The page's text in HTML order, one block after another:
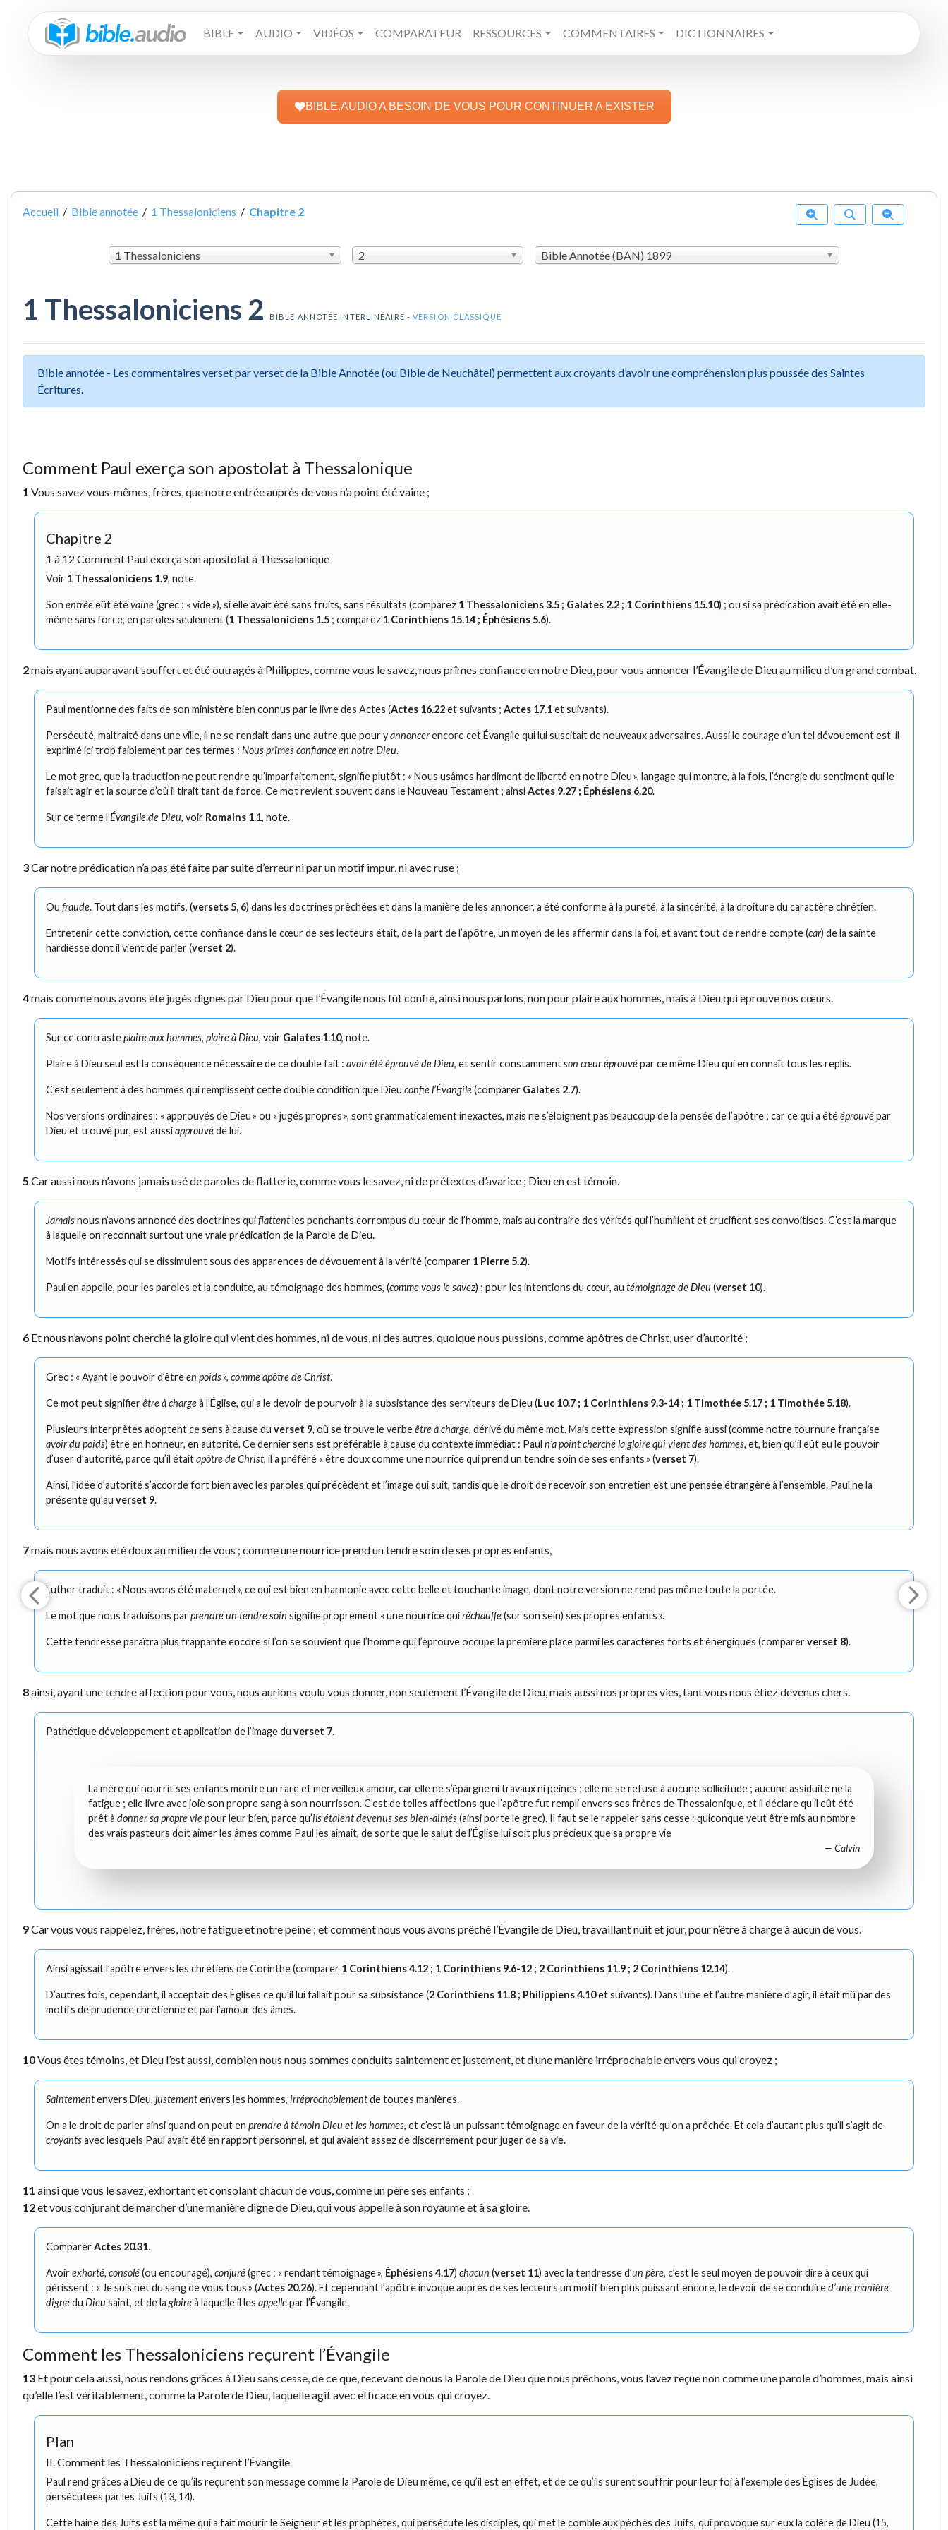
BIBLE AUDIO VIDÉOS COMPARATEUR RESSOURCES COMMENTAIRES DICTIONNAIRES
BIBLE.AUDIO A BESOIN DE VOUS POUR CONTINUER A EXISTER
Accueil / Bible annotée / 1 Thessaloniciens / Chapitre 2
1 Thessaloniciens 2 Bible Annotée (BAN) 1899
1 Thessaloniciens 2 BIBLE ANNOTÉE INTERLINÉAIRE -VERSION CLASSIQUE
Bible annotée - Les commentaires verset par verset de la Bible Annotée (ou Bible de Neuchâtel) permettent aux croyants d’avoir une compréhension plus poussée des Saintes
Écritures.
Comment Paul exerça son apostolat à Thessalonique
1 Vous savez vous-mêmes, frères, que notre entrée auprès de vous n’a point été vaine ;
Chapitre 2
1 à 12 Comment Paul exerça son apostolat à Thessalonique
Voir 1 Thessaloniciens 1.9, note.
Son entréeeût étévaine(grec : « vide »), si elle avait été sans fruits, sans résultats (comparez 1 Thessaloniciens 3.5 ; Galates 2.2 ; 1 Corinthiens 15.10) ; ou si sa prédication avait été en elle-
même sans force, en paroles seulement (1 Thessaloniciens 1.5 ; comparez 1 Corinthiens 15.14 ; Éphésiens 5.6).
2mais ayant auparavant souffert et été outragés à Philippes, comme vous le savez, nous prîmes confiance en notre Dieu, pour vous annoncer l’Évangile de Dieu au milieu d’un grand combat.
Paul mentionne des faits de son ministère bien connus par le livre des Actes (Actes 16.22et suivants ; Actes 17.1et suivants).
Persécuté, maltraité dans une ville, il ne se rendait dans une autre que pour yannoncerencore cet Évangile qui lui suscitait de nouveaux adversaires. Aussi le courage d’un tel dévouement est-il
exprimé ici trop faiblement par ces termes : Nous prîmes confiance en notre Dieu.
Le mot grec, que la traduction ne peut rendre qu’imparfaitement, signifie plutôt : « Nous usâmes hardiment de liberté en notre Dieu », langage qui montre, à la fois, l’énergie du sentiment qui le
faisait agir et la source d’où il tirait tant de force. Ce mot revient souvent dans le Nouveau Testament ; ainsiActes 9.27 ; Éphésiens 6.20.
Sur ce terme l’Évangile de Dieu, voir Romains 1.1, note.
3Car notre prédication n’a pas été faite par suite d’erreur ni par un motif impur, ni avec ruse ;
Ou fraude. Tout dans les motifs, (versets 5, 6) dans les doctrines prêchées et dans la manière de les annoncer, a été conforme à la pureté, à la sincérité, à la droiture du caractère chrétien.
Entretenir cette conviction, cette confiance dans le cœur de ses lecteurs était, de la part de l’apôtre, un moyen de les affermir dans la foi, et avant tout de rendre compte (car) de la sainte
hardiesse dont il vient de parler (verset 2).
4mais comme nous avons été jugés dignes par Dieu pour que l’Évangile nous fût confié, ainsi nous parlons, non pour plaire aux hommes, mais à Dieu qui éprouve nos cœurs.
Sur ce contrasteplaire aux hommes, plaire à Dieu, voir Galates 1.10, note.
Plaire à Dieu seul est la conséquence nécessaire de ce double fait : avoir été éprouvé de Dieu, et sentir constammentson cœur éprouvépar ce même Dieu qui en connaît tous les replis.
C’est seulement à des hommes qui remplissent cette double condition que Dieu confie l’Évangile(comparer Galates 2.7).
Nos versions ordinaires : « approuvés de Dieu » ou « jugés propres », sont grammaticalement inexactes, mais ne s’éloignent pas beaucoup de la pensée de l’apôtre ; car ce qui a étééprouvépar
Dieu et trouvé pur, est aussiapprouvéde lui.
5 Car aussi nous n’avons jamais usé de paroles de flatterie, comme vous le savez, ni de prétextes d’avarice ; Dieu en est témoin.
Jamaisnous n’avons annoncé des doctrines quiflattentles penchants corrompus du cœur de l’homme, mais au contraire des vérités qui l’humilient et crucifient ses convoitises. C’est la marque
à laquelle on reconnaît surtout une vraie prédication de la Parole de Dieu.
Motifs intéressés qui se dissimulent sous des apparences de dévouement à la vérité (comparer 1 Pierre 5.2).
Paul en appelle, pour les paroles et la conduite, au témoignage des hommes, (comme vous le savez) ; pour les intentions du cœur, au témoignage de Dieu (verset 10).
6 Et nous n’avons point cherché la gloire qui vient des hommes, ni de vous, ni des autres, quoique nous pussions, comme apôtres de Christ, user d’autorité ;
Grec : « Ayant le pouvoir d’êtreen poids», comme apôtre de Christ.
Ce mot peut signifierêtre à chargeà l’Église, qui a le devoir de pourvoir à la subsistance des serviteurs de Dieu (Luc 10.7 ; 1 Corinthiens 9.3-14 ; 1 Timothée 5.17 ; 1 Timothée 5.18).
Plusieurs interprètes adoptent ce sens à cause du verset 9, où se trouve le verbeêtre à charge, dérivé du même mot. Mais cette expression signifie aussi (comme notre tournure française
avoir du poids) être en honneur, en autorité. Ce dernier sens est préférable à cause du contexte immédiat : Paul n’a point cherché la gloire qui vient des hommes, et, bien qu’il eût eu le pouvoir
d’user d’autorité, parce qu’il étaitapôtre de Christ, il a préféré « être doux comme une nourrice qui prend un tendre soin de ses enfants » (verset 7).
Ainsi, l’idée d’autorité s’accorde fort bien avec les paroles qui précèdent et l’image qui suit, tandis que le droit de recevoir son entretien est une pensée étrangère à l’ensemble. Paul ne la
présente qu’au verset 9.
7mais nous avons été doux au milieu de vous ; comme une nourrice prend un tendre soin de ses propres enfants,
Luther traduit : « Nous avons été maternel », ce qui est bien en harmonie avec cette belle et touchante image, dont notre version ne rend pas même toute la portée.
Le mot que nous traduisons parprendre un tendre soin signifie proprement « une nourrice quiréchauffe(sur son sein) ses propres enfants ».
Cette tendresse paraîtra plus frappante encore si l’on se souvient que l’homme qui l’éprouve occupe la première place parmi les caractères forts et énergiques (comparerverset 8).
8ainsi, ayant une tendre affection pour vous, nous aurions voulu vous donner, non seulement l’Évangile de Dieu, mais aussi nos propres vies, tant vous nous étiez devenus chers.
Pathétique développement et application de l’image du verset 7.
La mère qui nourrit ses enfants montre un rare et merveilleux amour, car elle ne s’épargne ni travaux ni peines ; elle ne se refuse à aucune sollicitude ; aucune assiduité ne la
fatigue ; elle livre avec joie son propre sang à son nourrisson. C’est de telles affections que l’apôtre fut rempli envers ses frères de Thessalonique, et il déclare qu’il eût été
prêt à donner sa propre viepour leur bien, parce qu’ils étaient devenus ses bien-aimés(ainsi porte le grec). Il faut se le rappeler sans cesse : quiconque veut être mis au nombre
des vrais pasteurs doit aimer les âmes comme Paul les aimait, de sorte que le salut de l’Église lui soit plus précieux que sa propre vie
— Calvin
9Car vous vous rappelez, frères, notre fatigue et notre peine ; et comment nous vous avons prêché l’Évangile de Dieu, travaillant nuit et jour, pour n’être à charge à aucun de vous.
Ainsi agissait l’apôtre envers les chrétiens de Corinthe (comparer 1 Corinthiens 4.12 ; 1 Corinthiens 9.6-12 ; 2 Corinthiens 11.9 ; 2 Corinthiens 12.14).
D’autres fois, cependant, il acceptait des Églises ce qu’il lui fallait pour sa subsistance (2 Corinthiens 11.8 ; Philippiens 4.10et suivants). Dans l’une et l’autre manière d’agir, il était mû par des
motifs de prudence chrétienne et par l’amour des âmes.
10Vous êtes témoins, et Dieu l’est aussi, combien nous nous sommes conduits saintement et justement, et d’une manière irréprochable envers vous qui croyez ;
Saintementenvers Dieu, justementenvers les hommes, irréprochablementde toutes manières.
On a le droit de parler ainsi quand on peut en prendre à témoin Dieu et les hommes, et c’est là un puissant témoignage en faveur de la vérité qu’on a prêchée. Et cela d’autant plus qu’il s’agit de
croyantsavec lesquels Paul avait été en rapport personnel, et qui avaient assez de discernement pour juger de sa vie.
11 ainsi que vous le savez, exhortant et consolant chacun de vous, comme un père ses enfants ;
12et vous conjurant de marcher d’une manière digne de Dieu, qui vous appelle à son royaume et à sa gloire.
ComparerActes 20.31.
Avoirexhorté, consolé(ou encouragé), conjuré(grec : « rendant témoignage », Éphésiens 4.17) chacun (verset 11) avec la tendresse d’un père, c’est le seul moyen de pouvoir dire à ceux qui
périssent : « Je suis net du sang de vous tous » (Actes 20.26). Et cependant l’apôtre invoque auprès de ses lecteurs un motif bien plus puissant encore, le devoir de se conduired’une manière
dignedu Dieu saint, et de la gloireà laquelle il les appellepar l’Évangile.
Comment les Thessaloniciens reçurent l’Évangile
13 Et pour cela aussi, nous rendons grâces à Dieu sans cesse, de ce que, recevant de nous la Parole de Dieu que nous prêchons, vous l’avez reçue non comme une parole d’hommes, mais ainsi
qu’elle l’est véritablement, comme la Parole de Dieu, laquelle agit avec efficace en vous qui croyez.
Plan
II. Comment les Thessaloniciens reçurent l’Évangile
Paul rend grâces à Dieu de ce qu’ils reçurent son message comme la Parole de Dieu même, ce qu’il est en effet, et de ce qu’ils surent souffrir pour leur foi à l’exemple des Églises de Judée,
persécutées par les Juifs (13, 14).
Cette haine des Juifs est la même qui a fait mourir le Seigneur et les prophètes, qui persécute les disciples, qui met le comble aux péchés des Juifs, qui provoque sur eux la colère de Dieu (15,